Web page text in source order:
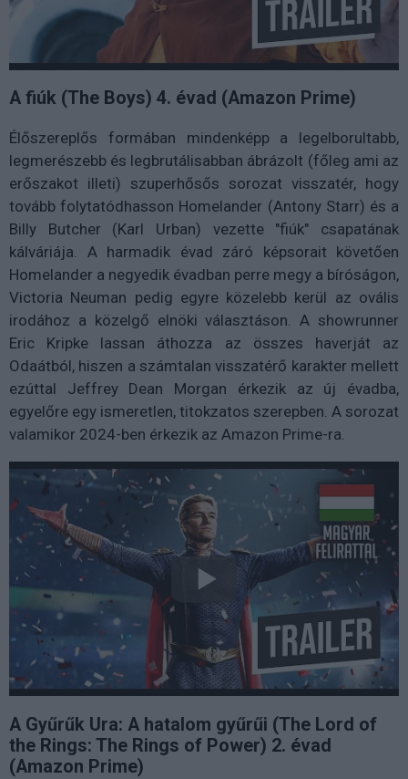
A fiúk (The Boys) 4. évad (Amazon Prime)
Élőszereplős formában mindenképp a legelborultabb,
legmerészebb és legbrutálisabban ábrázolt (főleg ami az
erőszakot illeti) szuperhősős sorozat visszatér, hogy
tovább folytatódhasson Homelander (Antony Starr) és a
Billy Butcher (Karl Urban) vezette "fiúk" csapatának
kálváriája. A harmadik évad záró képsorait követően
Homelander a negyedik évadban perre megy a bíróságon,
Victoria Neuman pedig egyre közelebb kerül az ovális
irodához a közelgő elnöki választáson.A showrunner
Eric Kripke lassan áthozza az összes haverját az
Odaátból, hiszen a számtalan visszatérő karakter mellett
ezúttal Jeffrey Dean Morgan érkezik az új évadba,
egyelőre egy ismeretlen, titokzatos szerepben. A sorozat
valamikor 2024-ben érkezik az Amazon Prime-ra.
A Gyűrűk Ura: A hatalom gyűrűi (The Lord of
the Rings: The Rings of Power) 2. évad
(Amazon Prime)